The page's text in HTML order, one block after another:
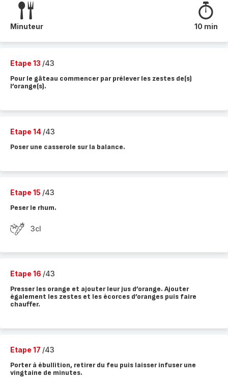
Minuteur 10 min
Etape 13 /43
Pour le gâteau commencer par prélever les zestes de(s)
l’orange(s).
Etape 14 /43
Poser une casserole sur la balance.
Etape 15 /43
Peser le rhum.
3cl
Etape 16 /43
Presser les orange et ajouter leur jus d’orange. Ajouter
également les zestes et les écorces d’oranges puis faire
chauffer.
Etape 17 /43
Porter à ébullition, retirer du feu puis laisser infuser une
vingtaine de minutes.